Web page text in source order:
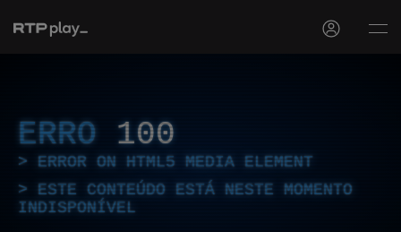
ERRO 100
ERROR ON HTML5 MEDIA ELEMENT
ESTE CONTEÚDO ESTÁ NESTE MOMENTO
INDISPONÍVEL